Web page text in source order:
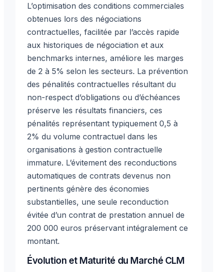
L’optimisation des conditions commerciales
obtenues lors des négociations
contractuelles, facilitée par l’accès rapide
aux historiques de négociation et aux
benchmarks internes, améliore les marges
de 2 à 5% selon les secteurs. La prévention
des pénalités contractuelles résultant du
non-respect d’obligations ou d’échéances
préserve les résultats financiers, ces
pénalités représentant typiquement 0,5 à
2% du volume contractuel dans les
organisations à gestion contractuelle
immature. L’évitement des reconductions
automatiques de contrats devenus non
pertinents génère des économies
substantielles, une seule reconduction
évitée d’un contrat de prestation annuel de
200 000 euros préservant intégralement ce
montant.
Évolution et Maturité du Marché CLM